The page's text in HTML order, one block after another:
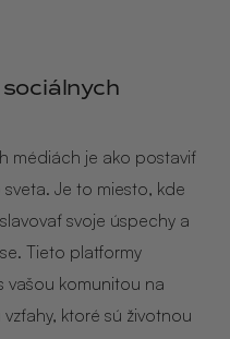
médiách je ako postaviť
Je to miesto, kde
svoje úspechy a
Tieto platformy
vašou komunitou na
ktoré sú životnou